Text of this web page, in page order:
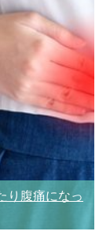
り腹痛になっ